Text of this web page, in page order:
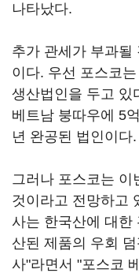
나타났다.
추가 관세가 부과될
이다. 우선 포스코
생산법인을 두고 있
베트남 붕따우에 5
년 완공된 법인이다.
그러나 포스코는 이
것이라고 전망하고
사는 한국산에 대한
산된 제품의 우회
사"라면서 "포스코